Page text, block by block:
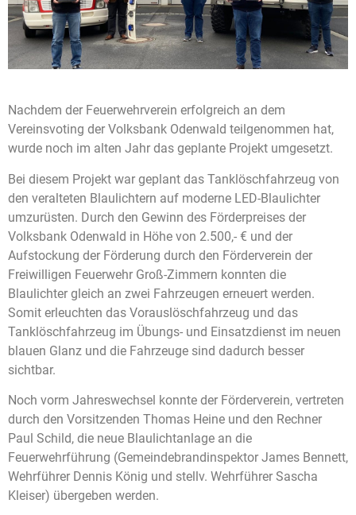
Nachdem der Feuerwehrverein erfolgreich an dem
Vereinsvoting der Volksbank Odenwald teilgenommen hat,
wurde noch im alten Jahr das geplante Projekt umgesetzt.
Bei diesem Projekt war geplant das Tanklöschfahrzeug von
den veralteten Blaulichtern auf moderne LED-Blaulichter
umzurüsten. Durch den Gewinn des Förderpreises der
Volksbank Odenwald in Höhe von 2.500,- € und der
Aufstockung der Förderung durch den Förderverein der
Freiwilligen Feuerwehr Groß-Zimmern konnten die
Blaulichter gleich an zwei Fahrzeugen erneuert werden.
Somit erleuchten das Vorauslöschfahrzeug und das
Tanklöschfahrzeug im Übungs- und Einsatzdienst im neuen
blauen Glanz und die Fahrzeuge sind dadurch besser
sichtbar.
Noch vorm Jahreswechsel konnte der Förderverein, vertreten
durch den Vorsitzenden Thomas Heine und den Rechner
Paul Schild, die neue Blaulichtanlage an die
Feuerwehrführung (Gemeindebrandinspektor James Bennett,
Wehrführer Dennis König und stellv. Wehrführer Sascha
Kleiser) übergeben werden.